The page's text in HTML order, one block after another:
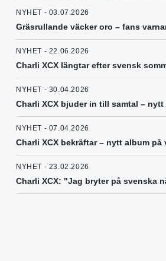
NYHET - 03.07.2026
Gräsrullande väcker oro – fans
NYHET - 22.06.2026
Charli XCX längtar efter svensk
NYHET - 30.04.2026
Charli XCX bjuder in till samtal – nytt
NYHET - 07.04.2026
Charli XCX bekräftar – nytt album på
NYHET - 23.02.2026
Charli XCX: "Jag bryter på svenska